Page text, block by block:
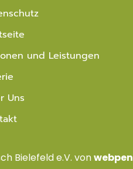
und Leistungen
Uns
Bielefeld e.V. vonwebpen